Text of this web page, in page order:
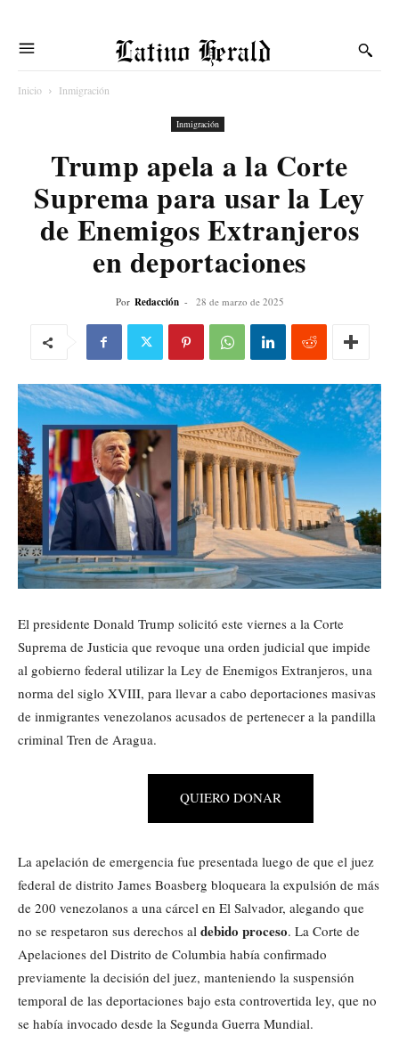
Latino Herald
Inicio Inmigración
Inmigración
Trump apela a la Corte
Suprema para usar la Ley
de Enemigos Extranjeros
en deportaciones
Por Redacción - 28 de marzo de 2025
El presidente Donald Trump solicitó este viernes a la Corte
Suprema de Justicia que revoque una orden judicial que impide
al gobierno federal utilizar la Ley de Enemigos Extranjeros, una
norma del siglo XVIII, para llevar a cabo deportaciones masivas
de inmigrantes venezolanos acusados de pertenecer a la pandilla
criminal Tren de Aragua.
QUIERO DONAR
La apelación de emergencia fue presentada luego de que el juez
federal de distrito James Boasberg bloqueara la expulsión de más
de 200 venezolanos a una cárcel en El Salvador, alegando que
no se respetaron sus derechos al debido proceso. La Corte de
Apelaciones del Distrito de Columbia había confirmado
previamente la decisión del juez, manteniendo la suspensión
temporal de las deportaciones bajo esta controvertida ley, que no
se había invocado desde la Segunda Guerra Mundial.